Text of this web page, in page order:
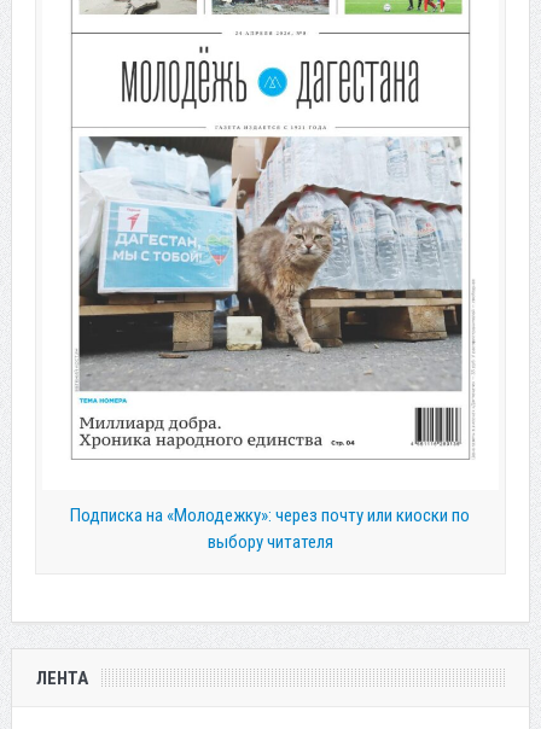
Подписка на «Молодежку»: через почту или киоски по
выбору читателя
ЛЕНТА